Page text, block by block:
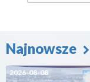
Najnowsze
2026-08-08